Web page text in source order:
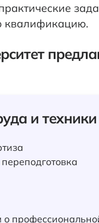
квалификацию.
и